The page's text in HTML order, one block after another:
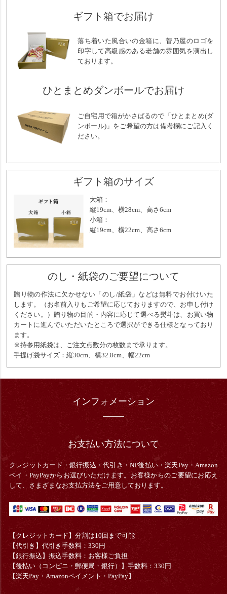
ギフト箱でお届け
落ち着いた風合いの金箱に、菅乃屋のロゴを
印字して高級感のある老舗の雰囲気を演出し
ております。
ひとまとめダンボールでお届け
ご自宅用で箱がかさばるので「ひとまとめ(ダ
ンボール)」をご希望の方は備考欄にご記入く
ださい。
ギフト箱のサイズ
大箱：
縦19cm、横28cm、高さ6cm
小箱：
縦19cm、横22cm、高さ6cm
のし・紙袋のご要望について
贈り物の作法に欠かせない「のし/紙袋」などは無料でお付けいた
します。（お名前入りもご希望に応じておりますので、お申し付け
ください。）贈り物の目的・内容に応じて選べる熨斗は、お買い物
カートに進んでいただいたところで選択ができる仕様となっており
ます。
※持参用紙袋は、ご注文点数分の枚数まで承ります。
手提げ袋サイズ：縦30cm、横32.8cm、幅22cm
インフォメーション
お支払い方法について
クレジットカード・銀行振込・代引き・NP後払い・楽天Pay・Amazon
ペイ・PayPayからお選びいただけます。お客様からのご要望にお応え
して、さまざまなお支払方法をご用意しております。
【クレジットカード】分割は10回まで可能
【代引き】代引き手数料：330円
【銀行振込】振込手数料：お客様ご負担
【後払い（コンビニ・郵便局・銀行）】手数料：330円
【楽天Pay・Amazonペイメント・PayPay】